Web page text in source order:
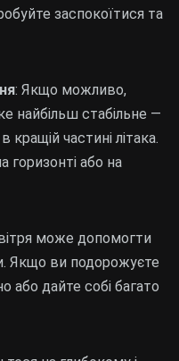
заспокоїтися та
: Якщо можливо,
найбільш стабільне —
кращій частині літака.
горизонті або на
може допомогти
Якщо ви подорожуєте
або дайте собі багато